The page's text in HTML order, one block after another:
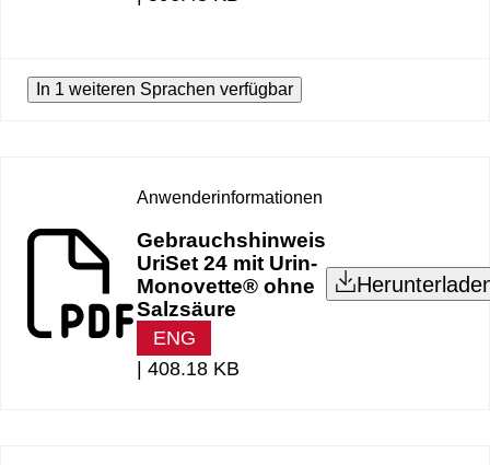
In 1 weiteren Sprachen verfügbar
Anwenderinformationen
Gebrauchshinweis
UriSet 24 mit Urin-
Monovette® ohne
Salzsäure
ENG
408.18 KB